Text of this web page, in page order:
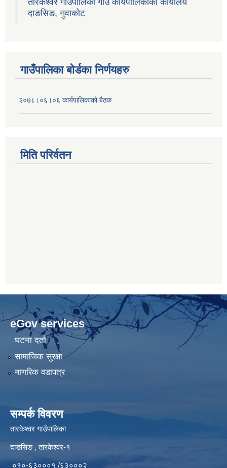
तारकेश्वर गाउँपालिका गाउँ कार्यपालिकाको कार्यालय
दाङसिङ, नुवाकोट
गाउँपालिका बोर्डका निर्णयहरु
२०७८।०६।०६ कार्यपालिकाको बैठक
मिति परिर्वतन
eGov services
घटना दर्ता
सामाजिक सुरक्षा
नागरिक वडापत्र
सम्पर्क विवरण
तारकेश्वर गाउँपालिका
दाङसिङ , तारकेश्वर-१
०१०-६३०००१ /६३०००२